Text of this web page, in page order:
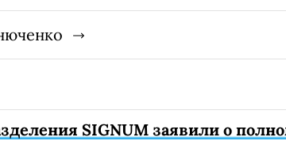
SIGNUM заявили о